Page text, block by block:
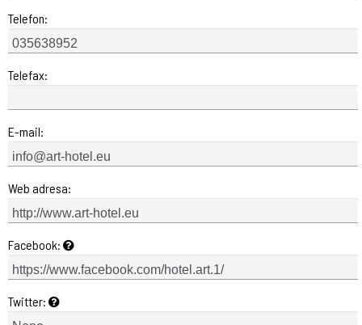
Telefon:
Telefax:
E-mail:
Web adresa:
Facebook:
Twitter: